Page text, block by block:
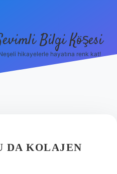
Bilgi Köşesi
hikayelerle hayatına renk kat!
DA KOLAJEN